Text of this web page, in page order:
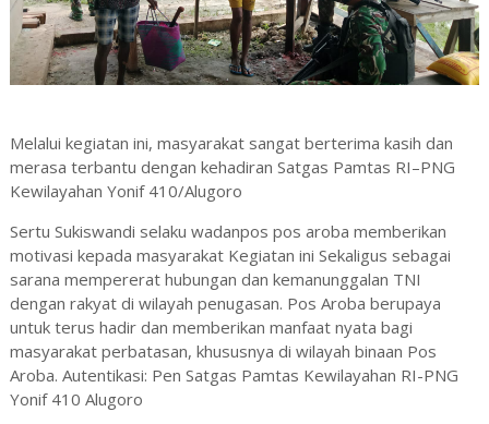
Melalui kegiatan ini, masyarakat sangat berterima kasih dan
merasa terbantu dengan kehadiran Satgas Pamtas RI–PNG
Kewilayahan Yonif 410/Alugoro
Sertu Sukiswandi selaku wadanpos pos aroba memberikan
motivasi kepada masyarakat Kegiatan ini Sekaligus sebagai
sarana mempererat hubungan dan kemanunggalan TNI
dengan rakyat di wilayah penugasan. Pos Aroba berupaya
untuk terus hadir dan memberikan manfaat nyata bagi
masyarakat perbatasan, khususnya di wilayah binaan Pos
Aroba. Autentikasi: Pen Satgas Pamtas Kewilayahan RI-PNG
Yonif 410 Alugoro